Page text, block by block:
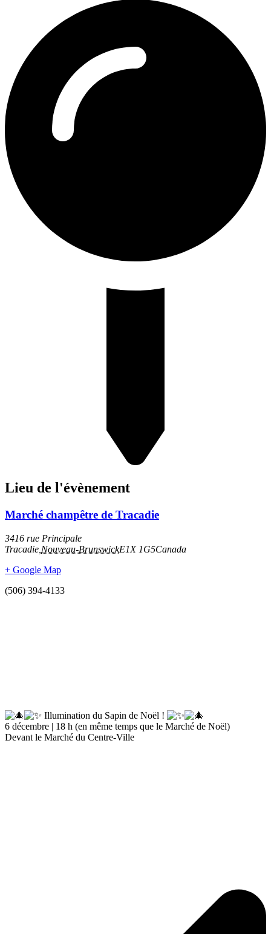
Lieu de l'évènement
Marché champêtre de Tracadie
3416 rue Principale
Tracadie Nouveau-BrunswickE1X 1G5Canada
+ Google Map
(506) 394-4133
Illumination du Sapin de Noël !
6 décembre | 18 h (en même temps que le Marché de Noël)
Devant le Marché du Centre-Ville